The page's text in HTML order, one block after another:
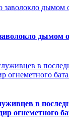
дымом
в
огнеметного